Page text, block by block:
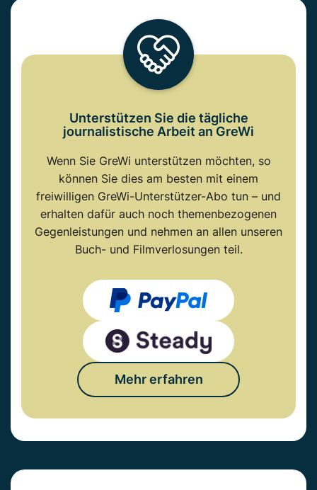
Unterstützen Sie die tägliche
journalistische Arbeit an GreWi
Wenn Sie GreWi unterstützen möchten, so
können Sie dies am besten mit einem
freiwilligen GreWi-Unterstützer-Abo tun – und
erhalten dafür auch noch themenbezogenen
Gegenleistungen und nehmen an allen unseren
Buch- und Filmverlosungen teil.
Mehr erfahren